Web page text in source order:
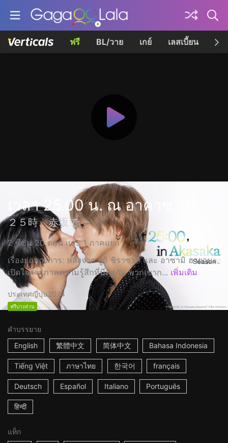
ฟรี BL/วาย เกย์ เลสเบี้ยน เค
เวลา 25.00 น. ณ อาคาซากะ
２５時、赤坂で
2 ซีซั่น 20 ตอน และ 1 ภาคแยก
เรื่องย่อทางการ: หลังจาก ยูกิ ชิราซากิ และ อาซามิ ฮายามะ
เปิดใจสารภาพความรู้สึกที่มีต่อกัน พวกเขาก... เพิ่มเติม
ประเทศญี่ปุ่น2024
ฟรีบางส่วน
คำบรรยาย
English
繁體中文 简体中文 Bahasa Indonesia
Tiếng Việt ภาษาไทย 한국어 français
Deutsch Español Italiano Português
हिन्दी
แท็ก